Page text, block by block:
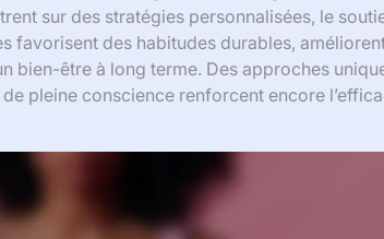
sur des stratégies personnalisées, le
favorisent des habitudes durables,
bien-être à long terme. Des approches
pleine conscience renforcent encore